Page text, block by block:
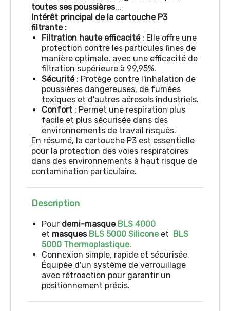
toutes ses poussières...
Intérêt principal de la cartouche P3
filtrante :
Filtration haute efficacité: Elle offre une
protection contre les particules fines de
manière optimale, avec une efficacité de
filtration supérieure à 99,95%.
Sécurité: Protège contre l'inhalation de
poussières dangereuses, de fumées
toxiques et d'autres aérosols industriels.
Confort : Permet une respiration plus
facile et plus sécurisée dans des
environnements de travail risqués.
En résumé, la cartouche P3 est essentielle
pour la protection des voies respiratoires
dans des environnements à haut risque de
contamination particulaire.
Description
Pour demi-masque BLS 4000
et masques BLS 5000 Silicone et BLS
5000 Thermoplastique.
Connexion simple, rapide et sécurisée.
Équipée d'un système de verrouillage
avec rétroaction pour garantir un
positionnement précis.